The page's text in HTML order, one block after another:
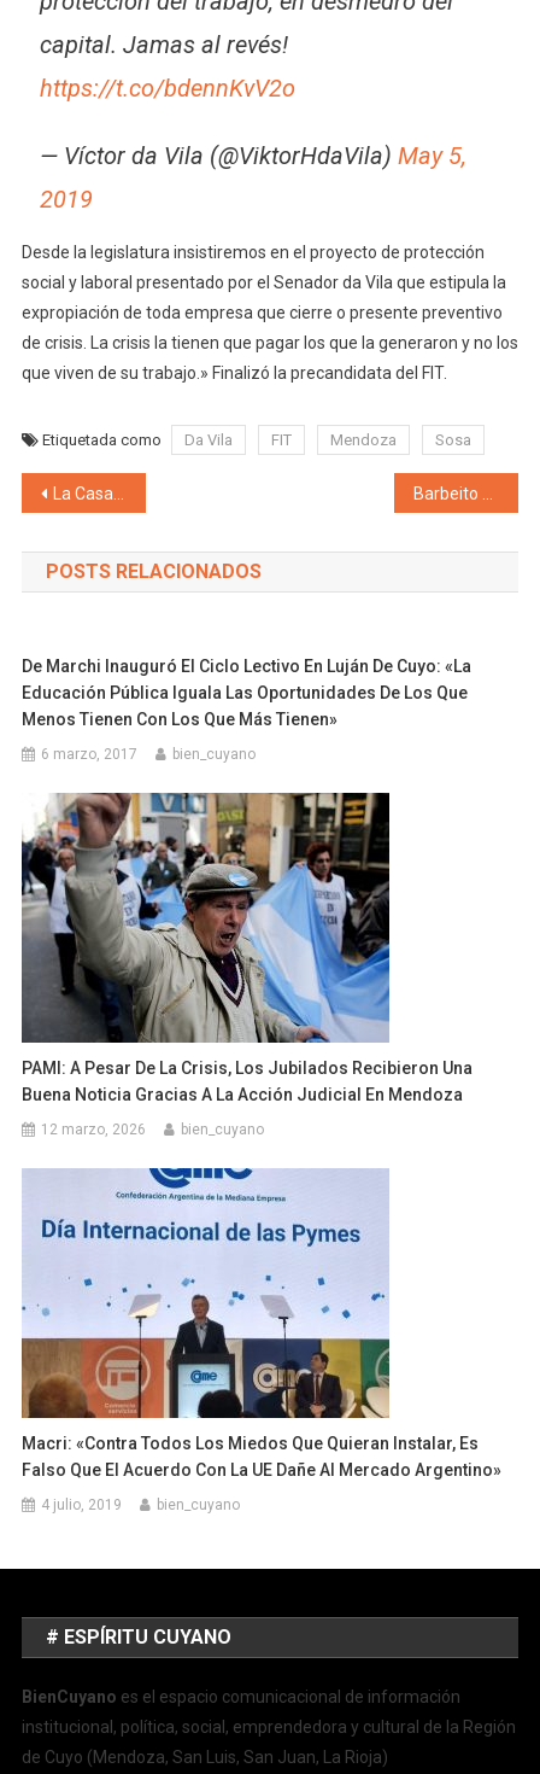
capital. Jamas al revés!
https://t.co/bdennKvV2o
— Víctor da Vila (@ViktorHdaVila) May 5,
2019
Desde la legislatura insistiremos en el proyecto de protección
social y laboral presentado por el Senador da Vila que estipula la
expropiación de toda empresa que cierre o presente preventivo
de crisis. La crisis la tienen que pagar los que la generaron y no los
que viven de su trabajo.» Finalizó la precandidata del FIT.
Etiquetada como Da Vila FIT Mendoza Sosa
Navegación de entradas
La Casa del Futuro sigue brindando oportunidades a los jóvenes lujaninos con sus nuevos cursos
POSTS RELACIONADOS
De Marchi Inauguró El Ciclo Lectivo En Luján De Cuyo: «la
Educación Pública Iguala Las Oportunidades De Los Que
Menos Tienen Con Los Que Más Tienen»
6 marzo, 2017 bien_cuyano
PAMI: A Pesar De La Crisis, Los Jubilados Recibieron Una
Buena Noticia Gracias A La Acción Judicial En Mendoza
12 marzo, 2026 bien_cuyano
Macri: «Contra Todos Los Miedos Que Quieran Instalar, Es
Falso Que El Acuerdo Con La UE Dañe Al Mercado Argentino»
4 julio, 2019 bien_cuyano
# ESPÍRITU CUYANO
BienCuyano es el espacio comunicacional de información
institucional, política, social, emprendedora y cultural de la Región
de Cuyo (Mendoza, San Luis, San Juan, La Rioja)